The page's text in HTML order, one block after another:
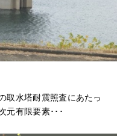
取水塔耐震照査にあたっ
元有限要素･･･